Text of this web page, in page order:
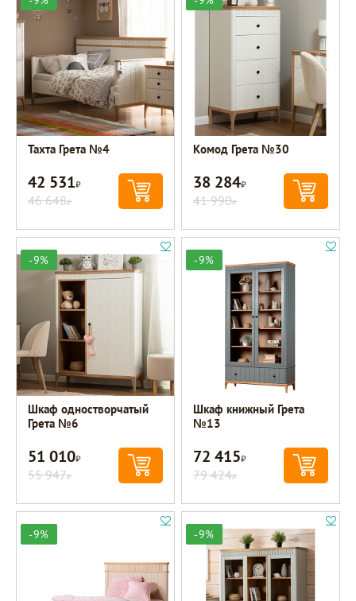
Тахта Грета №4
42 531Р
46 648Р
Комод Грета №30
38 284Р
41 990Р
-9%
Шкаф одностворчатый
Грета №6
51 010Р
55 947Р
-9%
Шкаф книжный Грета
№13
72 415Р
79 424Р
-9% -9%